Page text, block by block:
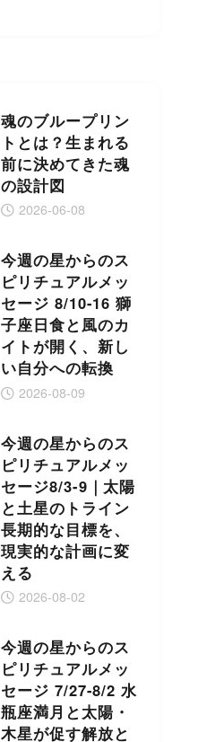
魂のブループリン
トとは？生まれる
前に決めてきた魂
の設計図
2026-06-08
今週の星からのス
ピリチュアルメッ
セージ 8/10-16 獅
子座日食と風のカ
イトが開く、新し
い自分への転換
2026-08-09
今週の星からのス
ピリチュアルメッ
セージ8/3-9｜太陽
と土星のトライン
長期的な目標を、
現実的な計画に変
える
2026-08-02
今週の星からのス
ピリチュアルメッ
セージ 7/27-8/2 水
瓶座満月と太陽・
木星が促す解放と